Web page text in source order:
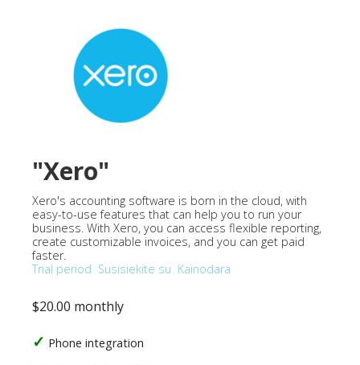
"Xero"
Xero's accounting software is born in the cloud, with
easy-to-use features that can help you to run your
business. With Xero, you can access flexible reporting,
create customizable invoices, and you can get paid
faster.
Trial period Susisiekite su Kainodara
$20.00 monthly
Phone integration